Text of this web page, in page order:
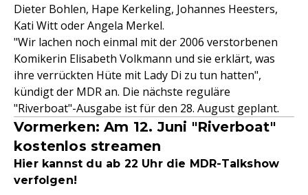
Dieter Bohlen, Hape Kerkeling, Johannes Heesters,
Kati Witt oder Angela Merkel.
"Wir lachen noch einmal mit der 2006 verstorbenen
Komikerin Elisabeth Volkmann und sie erklärt, was
ihre verrückten Hüte mit Lady Di zu tun hatten",
kündigt der MDR an. Die nächste reguläre
"Riverboat"-Ausgabe ist für den 28. August geplant.
Vormerken: Am 12. Juni "Riverboat"
kostenlos streamen
Hier kannst du ab 22 Uhr die MDR-Talkshow
verfolgen!